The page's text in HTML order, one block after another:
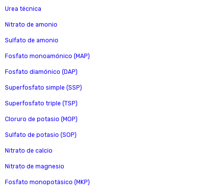
Urea técnica
Nitrato de amonio
Sulfato de amonio
Fosfato monoamónico (MAP)
Fosfato diamónico (DAP)
Superfosfato simple (SSP)
Superfosfato triple (TSP)
Cloruro de potasio (MOP)
Sulfato de potasio (SOP)
Nitrato de calcio
Nitrato de magnesio
Fosfato monopotásico (MKP)